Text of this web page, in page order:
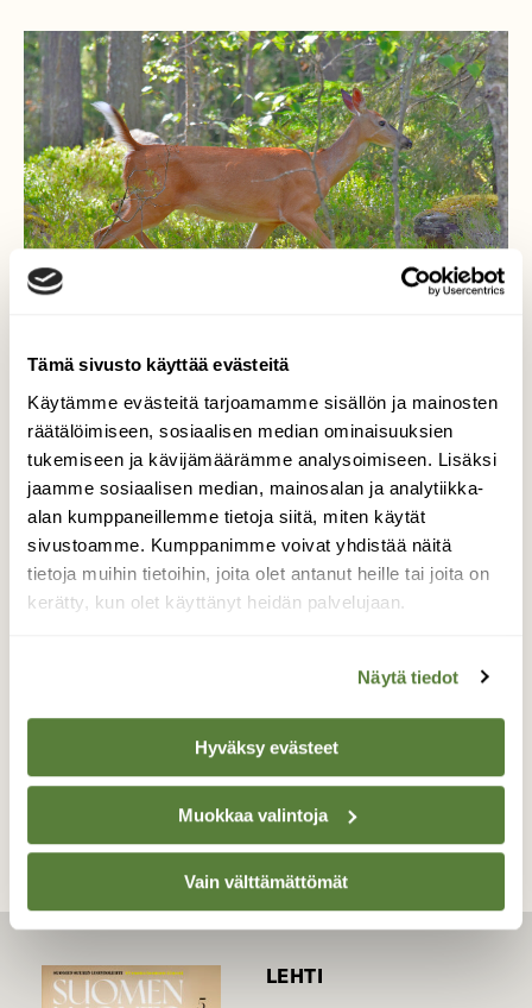
Tämä sivusto käyttää evästeitä
Käytämme evästeitä tarjoamamme sisällön ja mainosten
räätälöimiseen, sosiaalisen median ominaisuuksien
tukemiseen ja kävijämäärämme analysoimiseen. Lisäksi
jaamme sosiaalisen median, mainosalan ja analytiikka-
alan kumppaneillemme tietoja siitä, miten käytät
sivustoamme. Kumppanimme voivat yhdistää näitä
tietoja muihin tietoihin, joita olet antanut heille tai joita on
kerätty, kun olet käyttänyt heidän palvelujaan.
Näytä tiedot
Hyväksy evästeet
Muokkaa valintoja
Vain välttämättömät
Valkohäntäkauris
Juoksi ohitseni. Vatsa ei enää pullota, joten
vasa on jo syntynyt ja odottaa maitoa
jossain piilopaikassa.
TAKAISIN LISTAAN
LEHTI